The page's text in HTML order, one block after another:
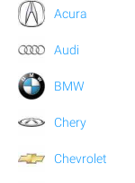
Acura
Audi
BMW
Chery
Chevrolet